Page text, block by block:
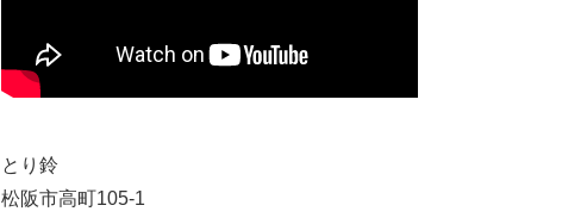
とり鈴
松阪市高町105-1